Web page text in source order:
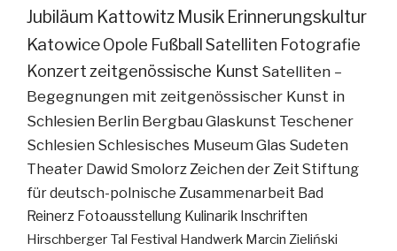
Jubiläum Kattowitz Musik Erinnerungskultur
KatowiceOpole FußballSatelliten Fotografie
Konzertzeitgenössische Kunst Satelliten –
Begegnungen mit zeitgenössischer Kunst in
Schlesien Berlin BergbauGlaskunst Teschener
Schlesien Schlesisches MuseumGlas Sudeten
Theater Dawid Smolorz Zeichen der Zeit Stiftung
für deutsch-polnische Zusammenarbeit Bad
Reinerz Fotoausstellung Kulinarik Inschriften
Hirschberger Tal Festival Handwerk Marcin Zieliński